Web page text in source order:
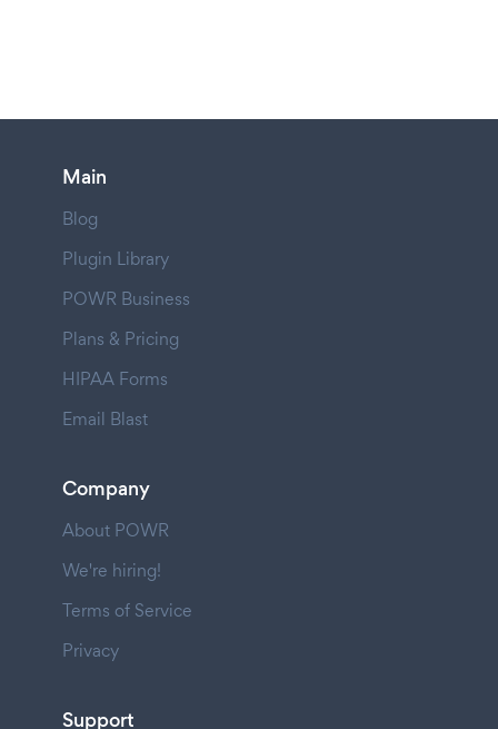
Main
Blog
Plugin Library
POWR Business
Plans & Pricing
HIPAA Forms
Email Blast
Company
About POWR
We're hiring!
Terms of Service
Privacy
Support